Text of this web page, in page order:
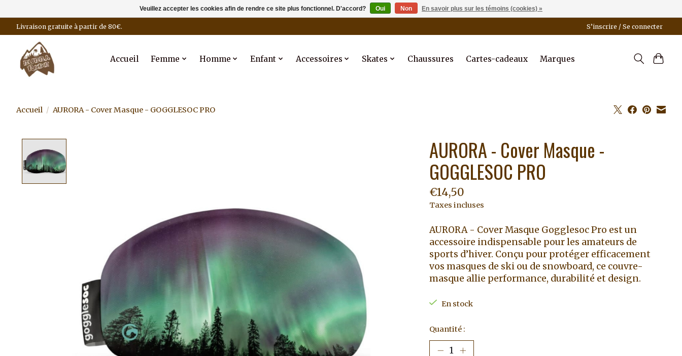
Livraison gratuite à partir de 80€. S’inscrire / Se connecter
Accueil Femme Homme Enfant Accessoires Skates Chaussures Cartes-cadeaux Marques
Accueil / AURORA - Cover Masque - GOGGLESOC PRO
AURORA - Cover Masque -
GOGGLESOC PRO
€14,50
Taxes incluses
AURORA - Cover Masque Gogglesoc Pro est un
accessoire indispensable pour les amateurs de
sports d’hiver. Conçu pour protéger efficacement
vos masques de ski ou de snowboard, ce couvre-
masque allie performance, durabilité et design.
En stock
Quantité :
Veuillez accepter les cookies afin de rendre ce site plus fonctionnel. D'accord? Oui Non En savoir plus sur les témoins (cookies) »